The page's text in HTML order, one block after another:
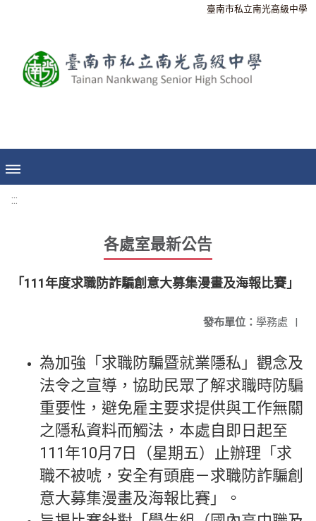
臺南市私立南光高級中學
:::
各處室最新公告
「111年度求職防詐騙創意大募集漫畫及海報比賽」
發布單位： 學務處 |
為加強「求職防騙暨就業隱私」觀念及
法令之宣導，協助民眾了解求職時防騙
重要性，避免雇主要求提供與工作無關
之隱私資料而觸法，本處自即日起至
111年10月7日（星期五）止辦理「求
職不被唬，安全有頭鹿－求職防詐騙創
意大募集漫畫及海報比賽」。